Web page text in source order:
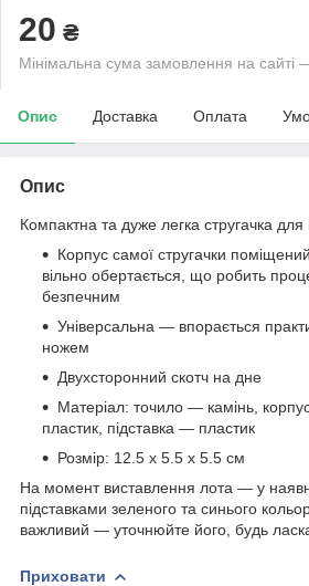
20 ₴
Мінімальна сума замовлення на сайті
Опис Доставка Оплата
Опис
Компактна та дуже легка стругачка для
Корпус самої стругачки
вільно обертається, що робить
безпечним
Універсальна — впорається
ножем
Двухсторонний скотч на дне
Матеріал: точило — камінь,
пластик, підставка — пластик
Розмір: 12.5 х 5.5 х 5.5 см
На момент виставлення лота — у
підставками зеленого та синього
важливий — уточнюйте його, будь
Приховати